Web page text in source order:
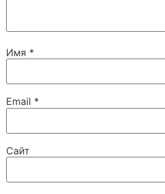
Имя *
Email *
Сайт